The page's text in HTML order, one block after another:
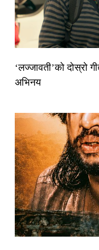
‘लज्जावती’को दोस्रो
अभिनय